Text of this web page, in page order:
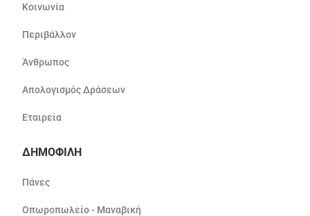
Κοινωνία
Περιβάλλον
Άνθρωπος
Απολογισμός Δράσεων
Εταιρεία
ΔΗΜΟΦΙΛΗ
Πάνες
Οπωροπωλείο - Μαναβική